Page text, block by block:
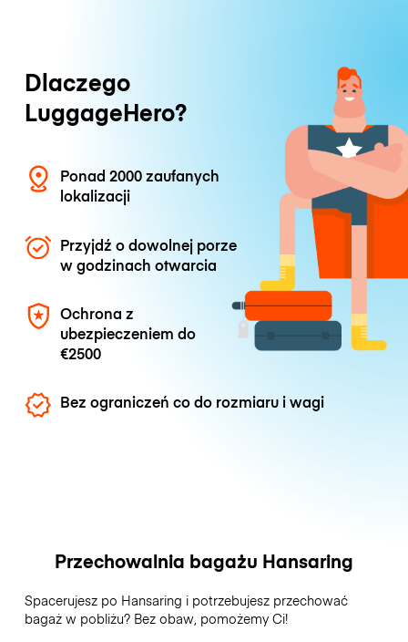
Dlaczego
LuggageHero?
Ponad 2000 zaufanych
lokalizacji
Przyjdź o dowolnej porze
w godzinach otwarcia
Ochrona z
ubezpieczeniem do
€2500
Bez ograniczeń co do rozmiaru i wagi
Przechowalnia bagażu Hansaring
Spacerujesz po Hansaring i potrzebujesz przechować
bagaż w pobliżu? Bez obaw, pomożemy Ci!